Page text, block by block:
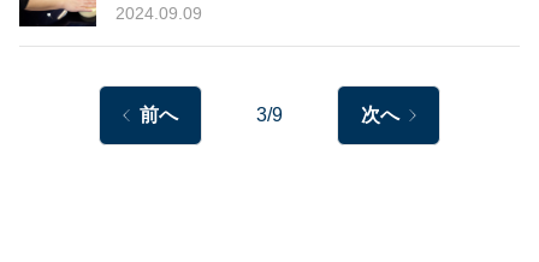
2024.09.09
前へ 3/9 次へ